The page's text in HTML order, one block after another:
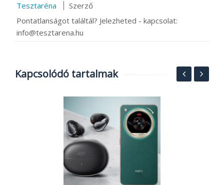
Tesztaréna
Szerző
Pontatlanságot találtál? Jelezheted - kapcsolat:
info@tesztarena.hu
Kapcsolódó tartalmak